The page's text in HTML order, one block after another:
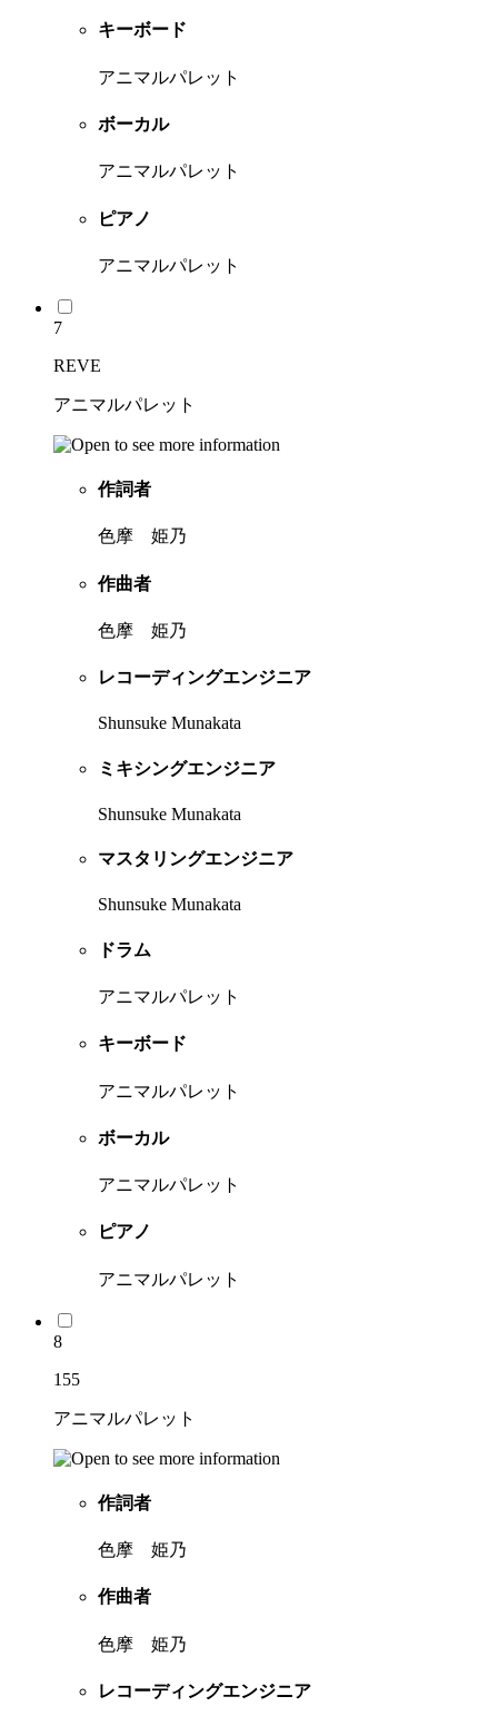
キーボード
アニマルパレット
ボーカル
アニマルパレット
ピアノ
アニマルパレット
7
REVE
アニマルパレット
作詞者
色摩 姫乃
作曲者
色摩 姫乃
レコーディングエンジニア
Shunsuke Munakata
ミキシングエンジニア
Shunsuke Munakata
マスタリングエンジニア
Shunsuke Munakata
ドラム
アニマルパレット
キーボード
アニマルパレット
ボーカル
アニマルパレット
ピアノ
アニマルパレット
8
155
アニマルパレット
作詞者
色摩 姫乃
作曲者
色摩 姫乃
レコーディングエンジニア